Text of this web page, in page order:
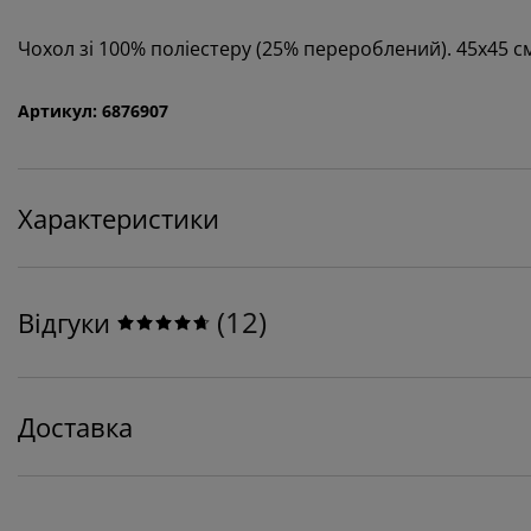
Чохол зі 100% поліестеру (25% перероблений). 45x45
Артикул: 6876907
Характеристики
Відгуки (12)
Доставка